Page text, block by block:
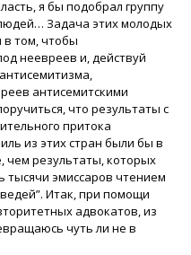
я бы подобрал группу
Задача этих молодых
в том, чтобы
неевреев и, действуй
антисемитскими
что результаты с
притока
из этих стран были бы в
чем результаты, которых
тысячи эмиссаров чтением
Итак, при помощи
адвокатов, из
чуть ли не в